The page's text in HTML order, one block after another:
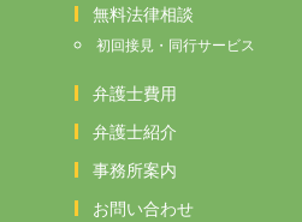
無料法律相談
初回接見・同行サービス
弁護士費用
弁護士紹介
事務所案内
お問い合わせ